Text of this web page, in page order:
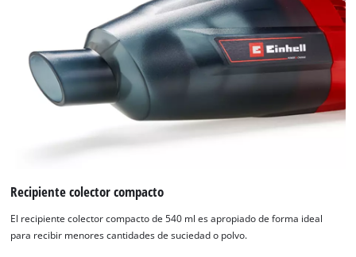
Recipiente colector compacto
El recipiente colector compacto de 540 ml es apropiado de forma ideal
para recibir menores cantidades de suciedad o polvo.